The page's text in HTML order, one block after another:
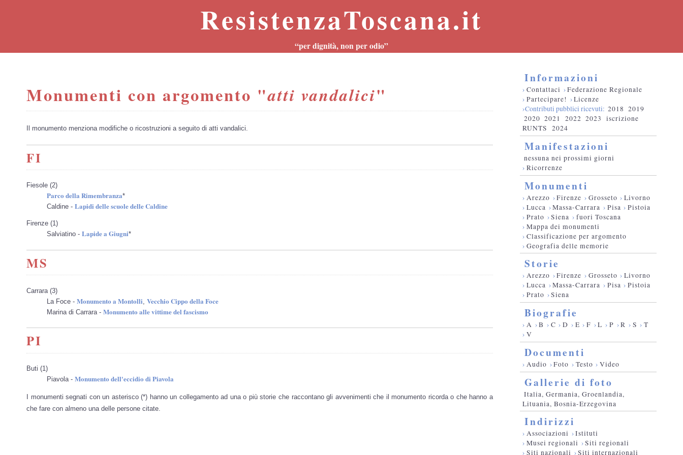
ResistenzaToscana.it
“per dignità, non per odio”
Monumenti con argomento "atti vandalici"
Il monumento menziona modifiche o ricostruzioni a seguito di atti vandalici.
FI
Fiesole (2)
Parco della Rimembranza*
Caldine - Lapidi delle scuole delle Caldine
Firenze (1)
Salviatino - Lapide a Giugni*
MS
Carrara (3)
La Foce - Monumento a Montolli Vecchio Cippo della Foce
Marina di Carrara - Monumento alle vittime del fascismo
PI
Buti (1)
Piavola - Monumento dell'eccidio di Piavola
I monumenti segnati con un asterisco (*) hanno un collegamento ad una o più storie che raccontano gli avvenimenti che il monumento ricorda o che hanno a
che fare con almeno una delle persone citate.
Informazioni
› Contattaci ›Federazione Regionale
› Partecipare! ›Licenze
›Contributi pubblici ricevuti: 2018 2019
2020 2021 2022 2023
iscrizione
RUNTS
2024
Manifestazioni
nessuna nei prossimi giorni
› Ricorrenze
Monumenti
› Arezzo ›Firenze › Grosseto › Livorno
› Lucca ›Massa-Carrara › Pisa › Pistoia
› Prato ›Siena › fuori Toscana
› Mappa dei monumenti
› Classificazione per argomento
› Geografia delle memorie
Storie
› Arezzo ›Firenze › Grosseto › Livorno
› Lucca ›Massa-Carrara › Pisa › Pistoia
› Prato ›Siena
Biografie
› A ›B › C › D › E › F ›L › P ›R › S › T
› V
Documenti
› Audio ›Foto › Testo › Video
Gallerie di foto
Italia, Germania, Groenlandia,
Lituania, Bosnia-Erzegovina
Indirizzi
› Associazioni ›Istituti
› Musei regionali ›Siti regionali
› Siti nazionali ›Siti internazionali